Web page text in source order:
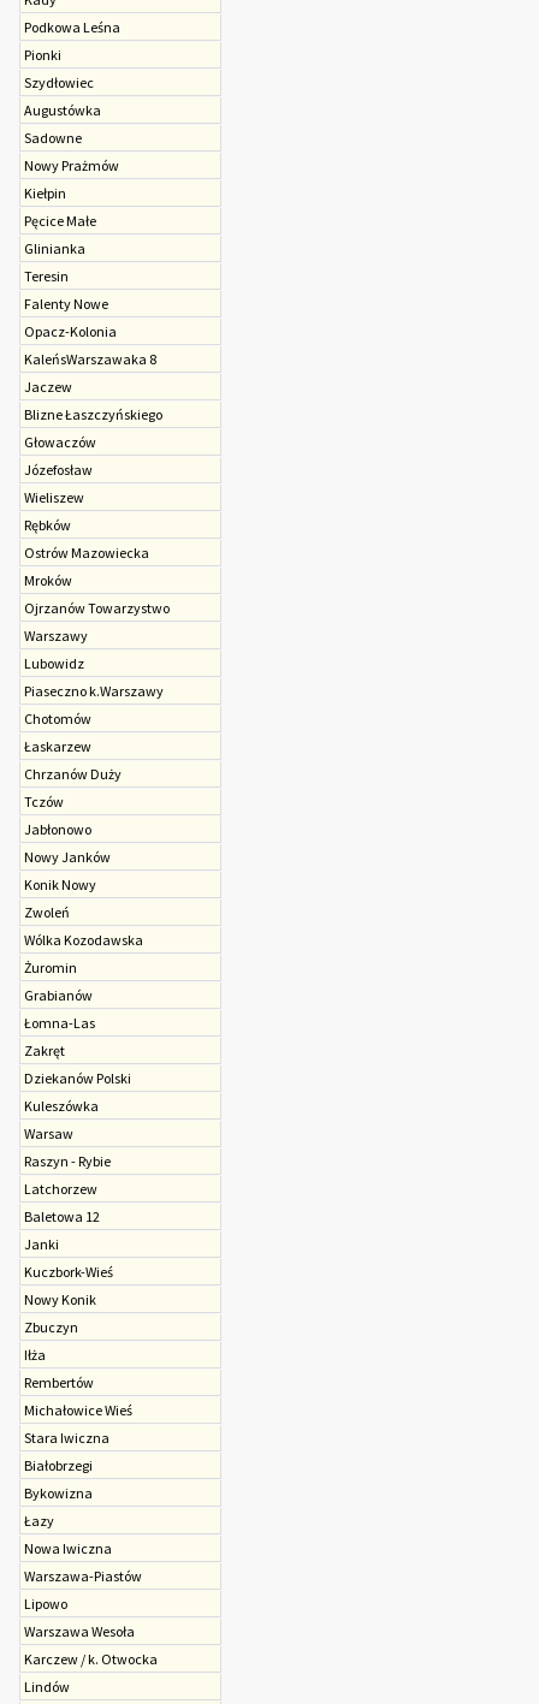
Podkowa Leśna
Pionki
Szydłowiec
Augustówka
Sadowne
Nowy Prażmów
Kiełpin
Pęcice Małe
Glinianka
Teresin
Falenty Nowe
Opacz-Kolonia
KaleńsWarszawaka 8
Jaczew
Blizne Łaszczyńskiego
Głowaczów
Józefosław
Wieliszew
Rębków
Ostrów Mazowiecka
Mroków
Ojrzanów Towarzystwo
Warszawy
Lubowidz
Piaseczno k.Warszawy
Chotomów
Łaskarzew
Chrzanów Duży
Tczów
Jabłonowo
Nowy Janków
Konik Nowy
Zwoleń
Wólka Kozodawska
Żuromin
Grabianów
Łomna-Las
Zakręt
Dziekanów Polski
Kuleszówka
Warsaw
Raszyn - Rybie
Latchorzew
Baletowa 12
Janki
Kuczbork-Wieś
Nowy Konik
Zbuczyn
Iłża
Rembertów
Michałowice Wieś
Stara Iwiczna
Białobrzegi
Bykowizna
Łazy
Nowa Iwiczna
Warszawa-Piastów
Lipowo
Warszawa Wesoła
Karczew / k. Otwocka
Lindów